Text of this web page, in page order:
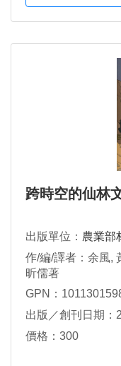
跨時空的仙林
出版單位： 農業部
作/編/譯者：余風,
昕儒著
GPN：
出版／創刊日期：
價格：300